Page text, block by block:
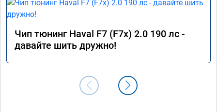
Чип тюнинг Haval F7 (F7x) 2.0 190 лс -
давайте шить дружно!